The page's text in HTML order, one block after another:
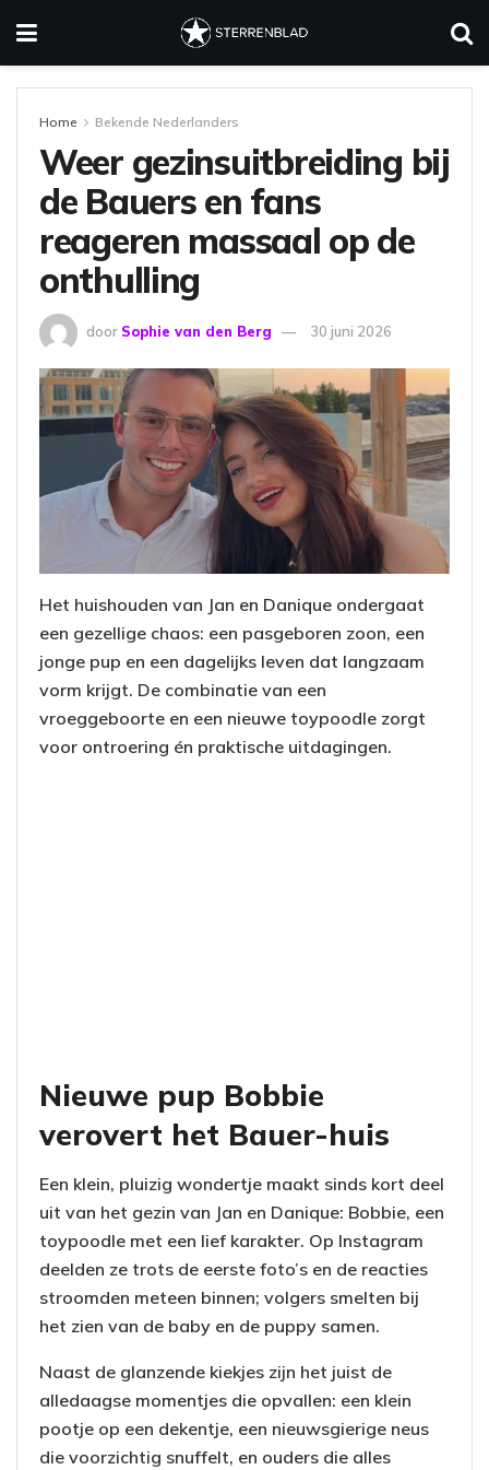
Home Bekende Nederlanders
Weer gezinsuitbreiding bij
de Bauers en fans
reageren massaal op de
onthulling
door Sophie van den Berg 30 juni 2026
Het huishouden van Jan en Danique ondergaat
een gezellige chaos: een pasgeboren zoon, een
jonge pup en een dagelijks leven dat langzaam
vorm krijgt. De combinatie van een
vroeggeboorte en een nieuwe toypoodle zorgt
voor ontroering én praktische uitdagingen.
Nieuwe pup Bobbie
verovert het Bauer-huis
Een klein, pluizig wondertje maakt sinds kort deel
uit van het gezin van Jan en Danique: Bobbie, een
toypoodle met een lief karakter. Op Instagram
deelden ze trots de eerste foto’s en de reacties
stroomden meteen binnen; volgers smelten bij
het zien van de baby en de puppy samen.
Naast de glanzende kiekjes zijn het juist de
alledaagse momentjes die opvallen: een klein
pootje op een dekentje, een nieuwsgierige neus
die voorzichtig snuffelt, en ouders die alles